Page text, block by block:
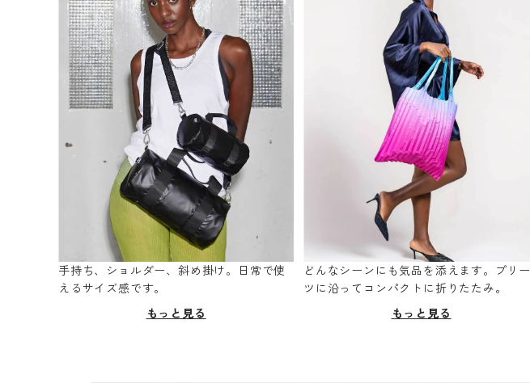
手持ち、ショルダー、斜め掛け。日常で使
えるサイズ感です。
もっと見る
どんなシーンにも気品を添えます。プリー
ツに沿ってコンパクトに折りたたみ。
もっと見る